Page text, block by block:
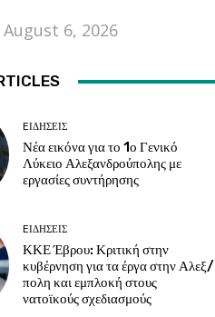
6, 2026
EΙΔΗΣΕΙΣ
Νέα εικόνα για το 1ο Γενικό
Λύκειο Αλεξανδρούπολης με
εργασίες συντήρησης
EΙΔΗΣΕΙΣ
ΚΚΕ Έβρου: Κριτική στην
κυβέρνηση για τα έργα στην Αλεξ/
πολη και εμπλοκή στους
νατοϊκούς σχεδιασμούς